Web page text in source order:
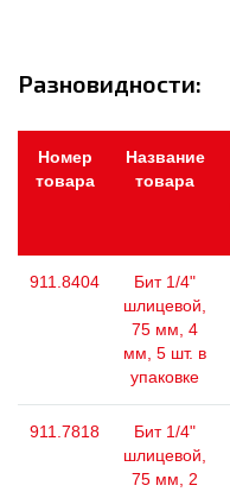
Разновидности:
Номер
товара
Название
товара
911.8404
Бит 1/4"
шлицевой,
75 мм, 4
мм, 5 шт. в
упаковке
911.7818
Бит 1/4"
шлицевой,
75 мм, 2